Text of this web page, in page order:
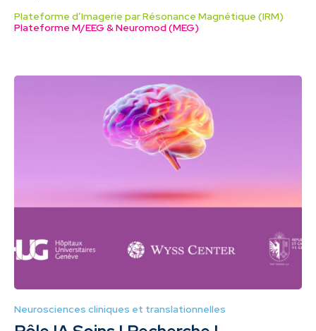
Plateforme d’Imagerie par Résonance Magnétique (IRM)
Plateforme M/EEG & Neuromod (MEG)
Neurosciences cliniques et translationnelles